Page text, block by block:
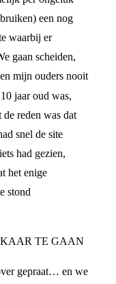
een nog
waarbij er
gaan scheiden,
mijn ouders nooit
jaar oud was,
reden was dat
snel de site
had gezien,
het enige
stond
TE GAAN
gepraat… en we